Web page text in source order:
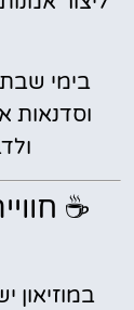
בימי
וסדנאות
☕
במוזיאון